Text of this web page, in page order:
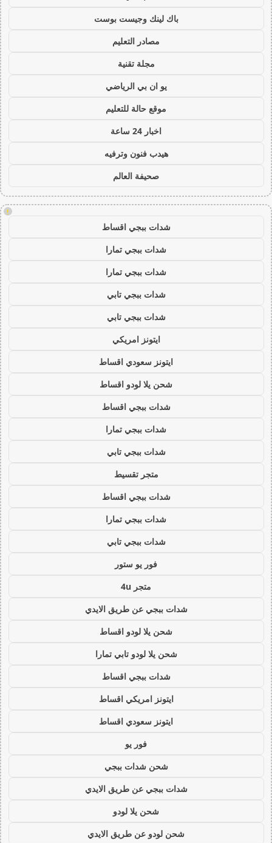
باك لينك وجيست بوست
مصادر التعليم
مجلة تقنية
يو ان بي الرياضي
موقع حالة للتعليم
اخبار 24 ساعة
هيدب فنون وترفيه
صحيفة العالم
!
شدات ببجي اقساط
شدات ببجي تمارا
شدات ببجي تمارا
شدات ببجي تابي
شدات ببجي تابي
ايتونز امريكي
ايتونز سعودي اقساط
شحن يلا لودو اقساط
شدات ببجي اقساط
شدات ببجي تمارا
شدات ببجي تابي
متجر تقسيط
شدات ببجي اقساط
شدات ببجي تمارا
شدات ببجي تابي
فور يو ستور
متجر 4u
شدات ببجي عن طريق الايدي
شحن يلا لودو اقساط
شحن يلا لودو تابي تمارا
شدات ببجي اقساط
ايتونز امريكي اقساط
ايتونز سعودي اقساط
فور يو
شحن شدات ببجي
شدات ببجي عن طريق الايدي
شحن يلا لودو
شحن لودو عن طريق الايدي